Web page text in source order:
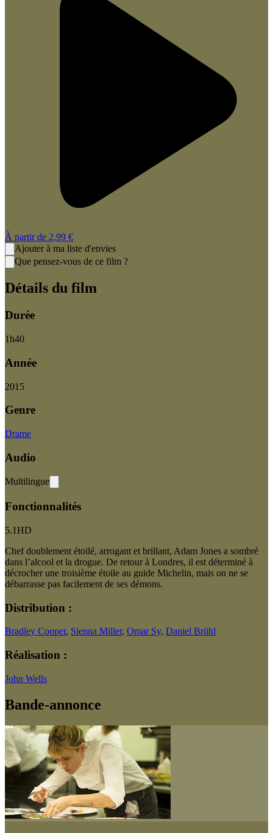
À partir de 2,99 €
Ajouter à ma liste d'envies
Que pensez-vous de ce film ?
Détails du film
Durée
1h40
Année
2015
Genre
Drame
Audio
Multilingue
Fonctionnalités
5.1HD
Chef doublement étoilé, arrogant et brillant, Adam Jones a sombré
dans l’alcool et la drogue. De retour à Londres, il est déterminé à
décrocher une troisième étoile au guide Michelin, mais on ne se
débarrasse pas facilement de ses démons.
Distribution :
Bradley Cooper, Sienna Miller, Omar Sy, Daniel Brühl
Réalisation :
John Wells
Bande-annonce